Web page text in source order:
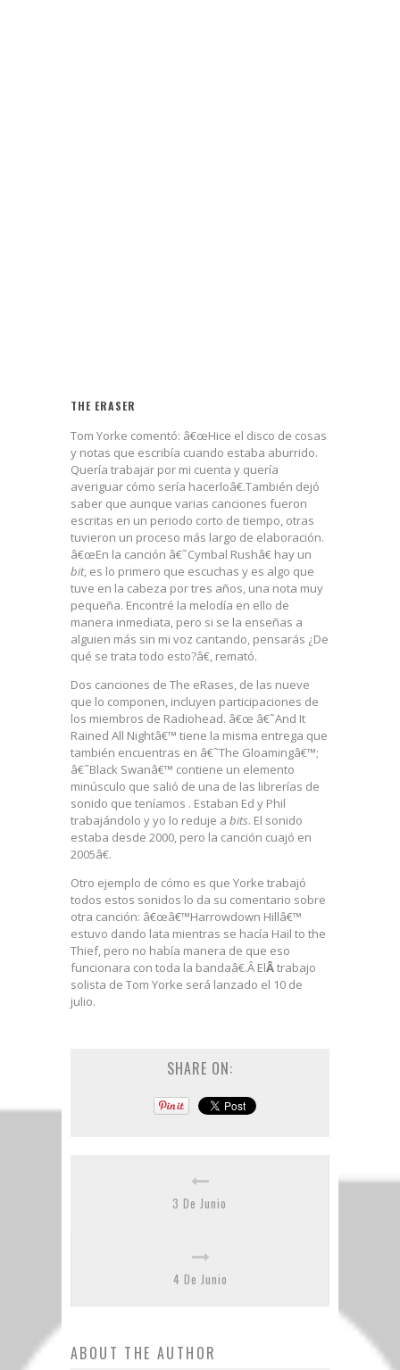
THE ERASER
Tom Yorke comentó: â€œHice el disco de cosas
y notas que escribía cuando estaba aburrido.
Quería trabajar por mi cuenta y quería
averiguar cómo sería hacerloâ€.También dejó
saber que aunque varias canciones fueron
escritas en un periodo corto de tiempo, otras
tuvieron un proceso más largo de elaboración.
â€œEn la canción â€˜Cymbal Rushâ€ hay un
bit, es lo primero que escuchas y es algo que
tuve en la cabeza por tres años, una nota muy
pequeña. Encontré la melodía en ello de
manera inmediata, pero si se la enseñas a
alguien más sin mi voz cantando, pensarás ¿De
qué se trata todo esto?â€, remató.
Dos canciones de The eRases, de las nueve
que lo componen, incluyen participaciones de
los miembros de Radiohead. â€œ â€˜And It
Rained All Nightâ€™ tiene la misma entrega que
también encuentras en â€˜The Gloamingâ€™;
â€˜Black Swanâ€™ contiene un elemento
minúsculo que salió de una de las librerías de
sonido que teníamos . Estaban Ed y Phil
trabajándolo y yo lo reduje a bits. El sonido
estaba desde 2000, pero la canción cuajó en
2005â€.
Otro ejemplo de cómo es que Yorke trabajó
todos estos sonidos lo da su comentario sobre
otra canción: â€œâ€™Harrowdown Hillâ€™
estuvo dando lata mientras se hacía Hail to the
Thief, pero no había manera de que eso
funcionara con toda la bandaâ€.Â ElÂtrabajo
solista de Tom Yorke será lanzado el 10 de
julio.
SHARE ON:
3 De Junio
4 De Junio
ABOUT THE AUTHOR